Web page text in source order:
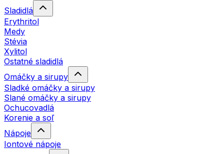
Sladidlá
Erythritol
Medy
Stévia
Xylitol
Ostatné sladidlá
Omáčky a sirupy
Sladké omáčky a sirupy
Slané omáčky a sirupy
Ochucovadlá
Korenie a soľ
Nápoje
Iontové nápoje